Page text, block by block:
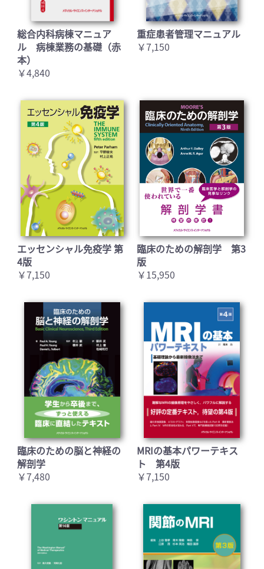
総合内科病棟マニュア
ル 病棟業務の基礎（赤
本）
￥4,840
重症患者管理マニュアル
￥7,150
エッセンシャル免疫学 第
4版
￥7,150
臨床のための解剖学 第3
版
￥15,950
臨床のための脳と神経の
解剖学
￥7,480
MRIの基本パワーテキス
ト 第4版
￥7,150